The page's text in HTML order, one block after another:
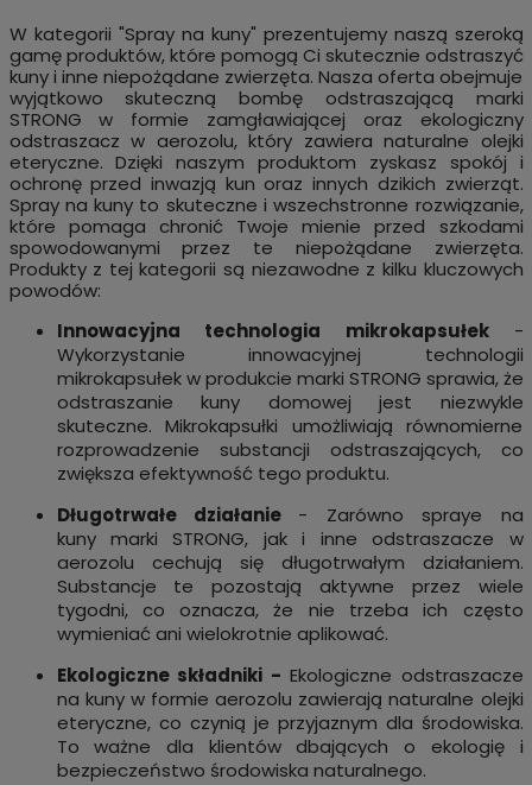
W kategorii "Spray na kuny" prezentujemy naszą szeroką
gamę produktów, które pomogą Ci skutecznie odstraszyć
kuny i inne niepożądane zwierzęta. Nasza oferta obejmuje
wyjątkowo skuteczną bombę odstraszającą marki
STRONG w formie zamgławiającej oraz ekologiczny
odstraszacz w aerozolu, który zawiera naturalne olejki
eteryczne. Dzięki naszym produktom zyskasz spokój i
ochronę przed inwazją kun oraz innych dzikich zwierząt.
Spray na kuny to skuteczne i wszechstronne rozwiązanie,
które pomaga chronić Twoje mienie przed szkodami
spowodowanymi przez te niepożądane zwierzęta.
Produkty z tej kategorii są niezawodne z kilku kluczowych
powodów:
Innowacyjna technologia mikrokapsułek -
Wykorzystanie innowacyjnej technologii
mikrokapsułek w produkcie marki STRONG sprawia, że
odstraszanie kuny domowej jest niezwykle
skuteczne. Mikrokapsułki umożliwiają równomierne
rozprowadzenie substancji odstraszających, co
zwiększa efektywność tego produktu.
Długotrwałe działanie - Zarówno spraye na
kuny marki STRONG, jak i inne odstraszacze w
aerozolu cechują się długotrwałym działaniem.
Substancje te pozostają aktywne przez wiele
tygodni, co oznacza, że nie trzeba ich często
wymieniać ani wielokrotnie aplikować.
Ekologiczne składniki - Ekologiczne odstraszacze
na kuny w formie aerozolu zawierają naturalne olejki
eteryczne, co czynią je przyjaznym dla środowiska.
To ważne dla klientów dbających o ekologię i
bezpieczeństwo środowiska naturalnego.